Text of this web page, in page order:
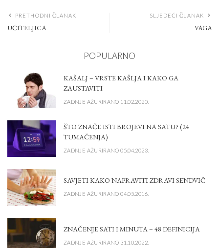
PRETHODNI ČLANAK
UČITELJICA
SLJEDEĆI ČLANAK
VAGA
POPULARNO
KAŠALJ – VRSTE KAŠLJA I KAKO GA
ZAUSTAVITI
ZADNJE AŽURIRANO 11.02.2020.
ŠTO ZNAČE ISTI BROJEVI NA SATU? (24
TUMAČENJA)
ZADNJE AŽURIRANO 05.04.2023.
SAVJETI KAKO NAPRAVITI ZDRAVI SENDVIČ
ZADNJE AŽURIRANO 04.05.2016.
ZNAČENJE SATI I MINUTA – 48 DEFINICIJA
ZADNJE AŽURIRANO 31.10.2022.